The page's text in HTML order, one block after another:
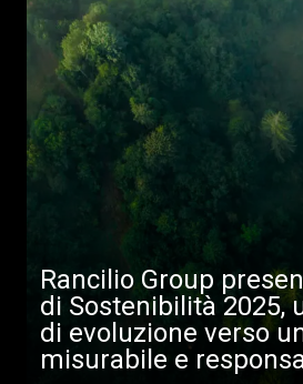
Rancilio Group
di Sostenibilità 2025,
di evoluzione verso
misurabile e
Tutti
Prodotti